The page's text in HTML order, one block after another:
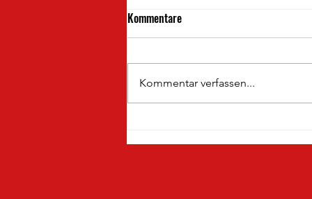
Uhlenfänger 🦉⚽️
Kommentare
Kommentar verfassen...